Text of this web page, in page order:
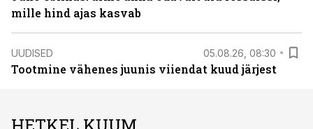
mille hind ajas kasvab
UUDISED 05.08.26, 08:30
Tootmine vähenes juunis viiendat kuud järjest